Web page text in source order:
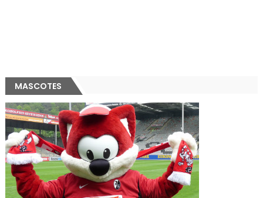
MASCOTES